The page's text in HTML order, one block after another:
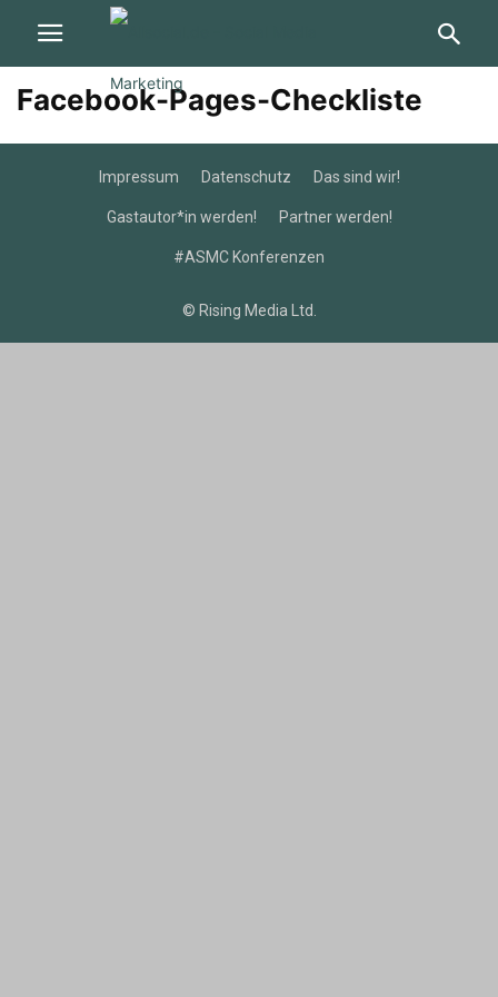
Facebook-Pages-Checkliste
Impressum Datenschutz Das sind wir!
Gastautor*in werden! Partner werden!
#ASMC Konferenzen
© Rising Media Ltd.